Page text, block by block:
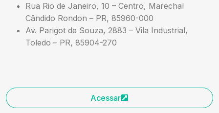
Rua Rio de Janeiro, 10 – Centro, Marechal
Cândido Rondon – PR, 85960-000
Av. Parigot de Souza, 2883 – Vila Industrial,
Toledo – PR, 85904-270
Acessar